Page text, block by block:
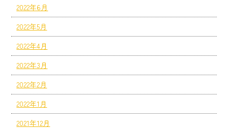
2022年6月
2022年5月
2022年4月
2022年3月
2022年2月
2022年1月
2021年12月